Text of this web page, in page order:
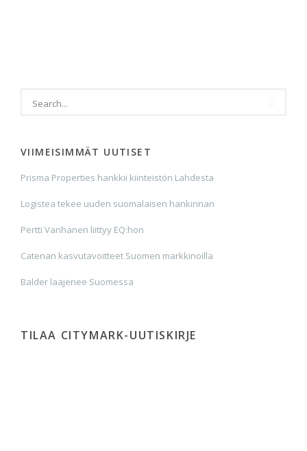
VIIMEISIMMÄT UUTISET
Prisma Properties hankkii kiinteistön Lahdesta
Logistea tekee uuden suomalaisen hankinnan
Pertti Vanhanen liittyy EQ:hon
Catenan kasvutavoitteet Suomen markkinoilla
Balder laajenee Suomessa
TILAA CITYMARK-UUTISKIRJE